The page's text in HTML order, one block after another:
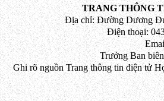
TRANG THÔNG
Địa chỉ: Đường Dương
Điện thoại:
Trưởng Ban
Ghi rõ nguồn Trang thông tin điện tử